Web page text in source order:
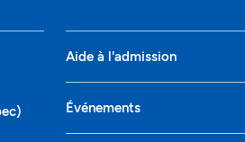
Aide à l'admission
Événements